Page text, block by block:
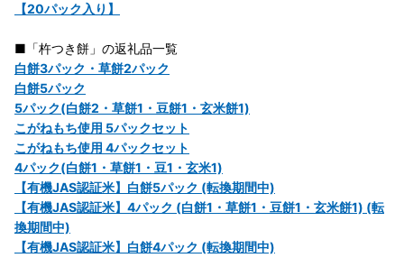
【20パック入り】
■「杵つき餅」の返礼品一覧
白餅3パック・草餅2パック
白餅5パック
5パック(白餅2・草餅1・豆餅1・玄米餅1)
こがねもち使用 5パックセット
こがねもち使用 4パックセット
4パック(白餅1・草餅1・豆1・玄米1)
【有機JAS認証米】白餅5パック (転換期間中)
【有機JAS認証米】4パック (白餅1・草餅1・豆餅1・玄米餅1) (転
換期間中)
【有機JAS認証米】白餅4パック (転換期間中)